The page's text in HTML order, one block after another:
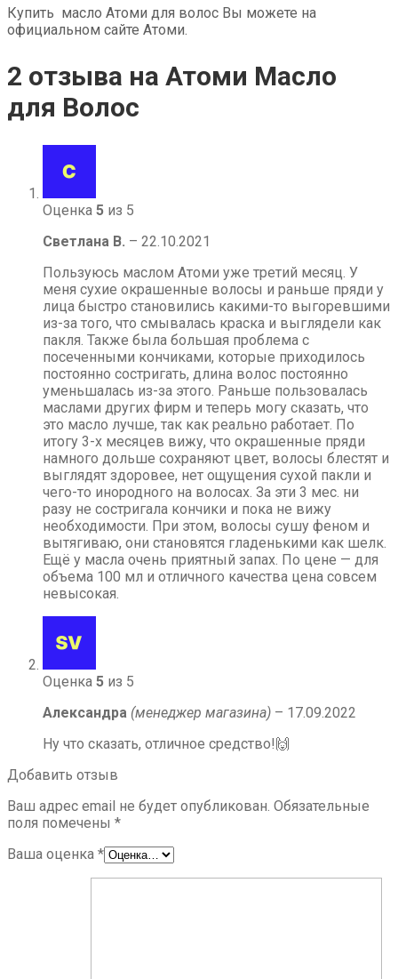
Купить масло Атоми для волос Вы можете на
официальном сайте Атоми.
2 отзыва на Атоми Масло
для Волос
Оценка 5 из 5
Светлана В. – 22.10.2021
Пользуюсь маслом Атоми уже третий месяц. У
меня сухие окрашенные волосы и раньше пряди у
лица быстро становились какими-то выгоревшими
из-за того, что смывалась краска и выглядели как
пакля. Также была большая проблема с
посеченными кончиками, которые приходилось
постоянно состригать, длина волос постоянно
уменьшалась из-за этого. Раньше пользовалась
маслами других фирм и теперь могу сказать, что
это масло лучше, так как реально работает. По
итогу 3-х месяцев вижу, что окрашенные пряди
намного дольше сохраняют цвет, волосы блестят и
выглядят здоровее, нет ощущения сухой пакли и
чего-то инородного на волосах. За эти 3 мес. ни
разу не состригала кончики и пока не вижу
необходимости. При этом, волосы сушу феном и
вытягиваю, они становятся гладенькими как шелк.
Ещё у масла очень приятный запах. По цене — для
объема 100 мл и отличного качества цена совсем
невысокая.
Оценка 5 из 5
Александра (менеджер магазина) – 17.09.2022
Ну что сказать, отличное средство!🙌
Добавить отзыв
Ваш адрес email не будет опубликован. Обязательные
поля помечены *
Ваша оценка *